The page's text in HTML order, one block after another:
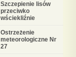
Szczepienie lisów
przeciwko
wściekliźnie
Ostrzeżenie
meteorologiczne Nr
27